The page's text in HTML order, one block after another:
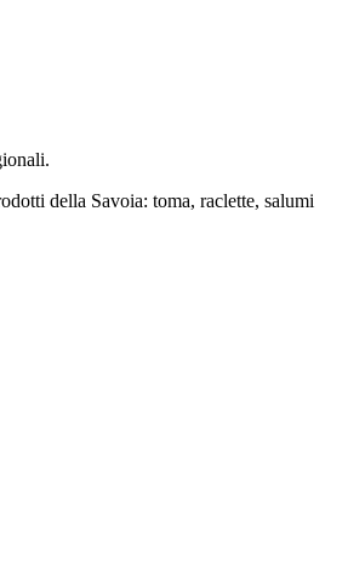
della Savoia: toma, raclette, salumi